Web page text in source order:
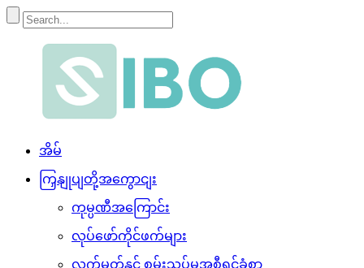
အိမ်
ကြှနျုပျတို့အကွောငျး
ကုမ္ပဏီအကြောင်း
လုပ်ဖော်ကိုင်ဖက်များ
လက်မှတ်နှင့် စမ်းသပ်မှုအစီရင်ခံစာ